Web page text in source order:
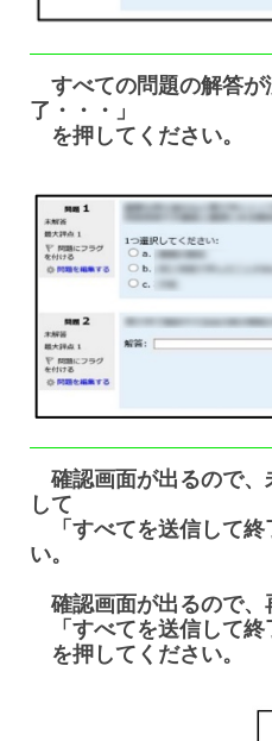
すべての問題の解答が
了・・・」
を押してください。
確認画面が出るので、
して
「すべてを送信して終
い。
確認画面が出るので、
「すべてを送信して終
を押してください。